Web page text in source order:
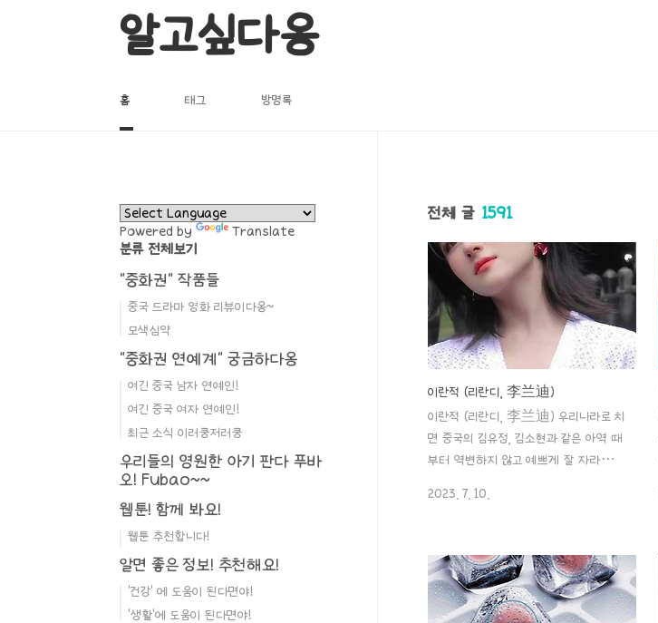
알고싶다옹
홈 태그 방명록
전체 글 1591
이란적 (리란디, 李兰迪)
이란적 (리란디, 李兰迪) 우리나라로 치
면 중국의 김유정, 김소현과 같은 아역 때
부터 역변하지 않고 예쁘게 잘 자라준
란적. 그녀에 관한 포스팅 시작하겠습니
베이징사범대학 부속중학교 졸업 / 중앙
희극학원 18학번 연기과 종교: 이슬람교
가족: 부모님 별명: 란디, 리다흐어, 샤오시
2023. 7. 10.
Powered by Translate
분류 전체보기
"중화권" 작품들
중국 드라마 영화 리뷰이다옹~
모색심약
"중화권 연예계" 궁금하다옹
여긴 중국 남자 연예인!
여긴 중국 여자 연예인!
최근 소식 이러쿵저러쿵
우리들의 영원한 아기 판다 푸바
오! Fubao~~
웹툰! 함께 봐요!
웹툰 추천합니다!
알면 좋은 정보! 추천해요!
'건강' 에 도움이 된다면야!
'생활'에 도움이 된다면야!